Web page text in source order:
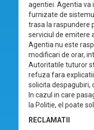
agentiei. Agentia
furnizate de
trasa la raspundere
serviciul de emitere
Agentia nu este
modificari de orar,
Autoritatile tuturor
refuza fara
solicita
In cazul in care
la Politie, el poate
RECLAMATII